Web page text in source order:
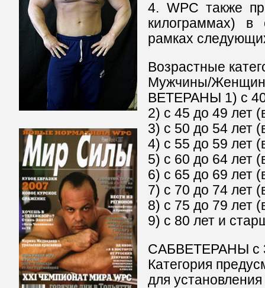
4. WPC также
килограммах) в
рамках
Возрастные
Мужчины/
ВЕТЕРАНЫ 1) с 40
2) с 45 до 49 лет
3) с 50 до 54 лет
4) с 55 до 59 лет
5) с 60 до 64 лет
6) с 65 до 69 лет
7) с 70 до 74 лет
8) с 75 до 79 лет
9) с 80 лет и
САБВЕТЕРАНЫ с
Категория
для